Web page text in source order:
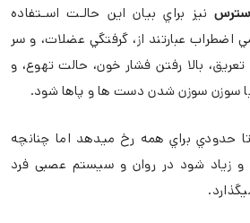
نيز براي بيان اين حالـت اسـتفاده
عبارتند از، گرفتگي عضلات، و سر
بالا رفتن فشار خون، حالت تهوع، و
سوزن سوزن شدن دست ها و پاها شود.
حدودي براي همه رخ ميدهد اما چنانچه
زیاد شود در روان و سیستم عصبی فرد